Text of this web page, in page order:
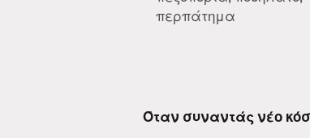
περπάτημα
Όταν συναντάς νέο